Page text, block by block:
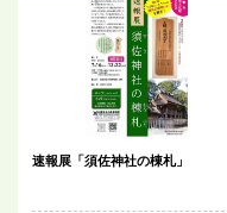
速報展「須佐神社の棟札」